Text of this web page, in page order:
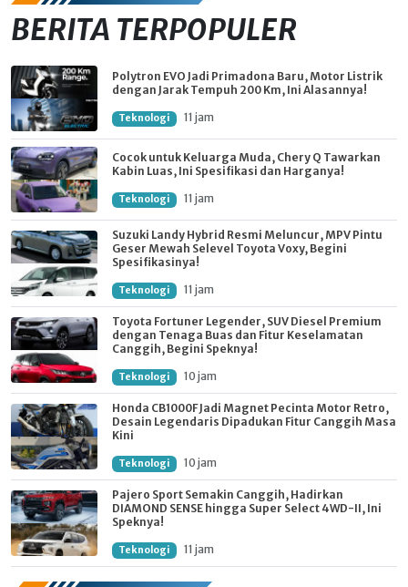
BERITA TERPOPULER
Polytron EVO Jadi Primadona Baru, Motor Listrik
dengan Jarak Tempuh 200 Km, Ini Alasannya!
Teknologi 11 jam
Cocok untuk Keluarga Muda, Chery Q Tawarkan
Kabin Luas, Ini Spesifikasi dan Harganya!
Teknologi 11 jam
Suzuki Landy Hybrid Resmi Meluncur, MPV Pintu
Geser Mewah Selevel Toyota Voxy, Begini
Spesifikasinya!
Teknologi 11 jam
Toyota Fortuner Legender, SUV Diesel Premium
dengan Tenaga Buas dan Fitur Keselamatan
Canggih, Begini Speknya!
Teknologi 10 jam
Honda CB1000F Jadi Magnet Pecinta Motor Retro,
Desain Legendaris Dipadukan Fitur Canggih Masa
Kini
Teknologi 10 jam
Pajero Sport Semakin Canggih, Hadirkan
DIAMOND SENSE hingga Super Select 4WD-II, Ini
Speknya!
Teknologi 11 jam